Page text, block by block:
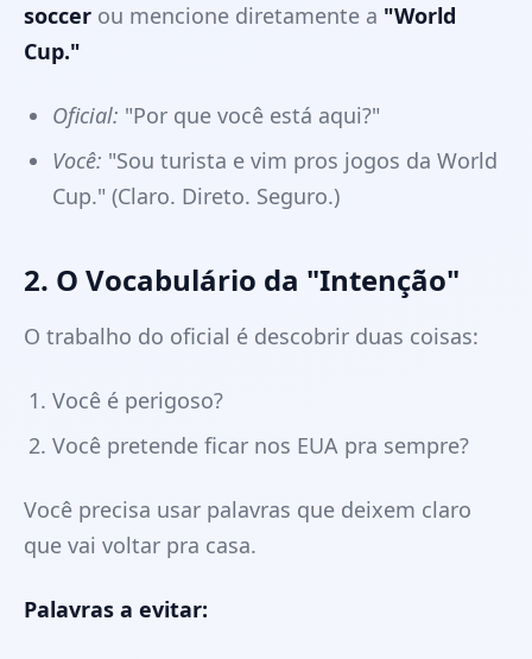
soccer ou mencione diretamente a "World
Cup."
Oficial: "Por que você está aqui?"
Você: "Sou turista e vim pros jogos da World
Cup." (Claro. Direto. Seguro.)
2. O Vocabulário da "Intenção"
O trabalho do oficial é descobrir duas coisas:
Você é perigoso?
Você pretende ficar nos EUA pra sempre?
Você precisa usar palavras que deixem claro
que vai voltar pra casa.
Palavras a evitar: